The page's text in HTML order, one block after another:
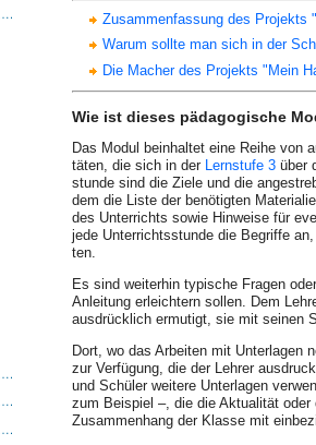
Zusammenfassung des Projekts
Warum sollte man sich in der
Die Macher des Projekts "Mein
Wie ist dieses pädagogische
Das Modul beinhaltet eine Reihe von
täten, die sich in der Lernstufe 3 über
stunde sind die Ziele und die
dem die Liste der benötigten
des Unterrichts sowie Hinweise für
jede Unterrichts­stunde die Begriffe
ten.
Es sind weiterhin typische Fragen
Anleitung erleichtern sollen. Dem
ausdrücklich ermutigt, sie mit seinen
Dort, wo das Arbeiten mit Unterlagen
zur Verfügung, die der Lehrer
und Schüler weitere Unterlagen
zum Beispiel –, die die Aktualität
Zusammenhang der Klasse mit